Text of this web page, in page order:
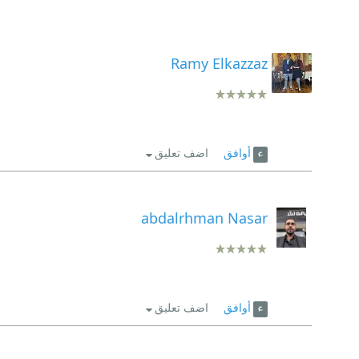
Ramy Elkazzaz
أوافق اضف تعليق
abdalrhman Nasar
أوافق اضف تعليق